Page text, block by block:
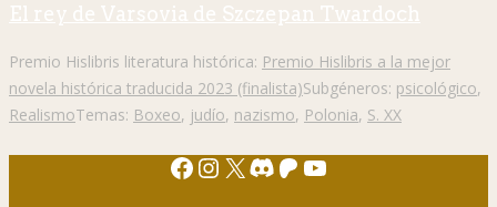
El rey de Varsovia de Szczepan Twardoch
Premio Hislibris literatura histórica: Premio Hislibris a la mejor
novela histórica traducida 2023 (finalista)Subgéneros: psicológico,
RealismoTemas: Boxeo, judío, nazismo, Polonia, S. XX
Facebook
Instagram
X Discord
Patreon
YouTube